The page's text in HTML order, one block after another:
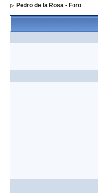
Pedro de la Rosa - Foro